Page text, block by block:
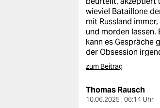
wieviel Bataillone
mit Russland
und morden lassen.
kann es Gespräche
der Obsession
zum Beitrag
Thomas Rausch
10.06.2025 , 06:14 Uhr